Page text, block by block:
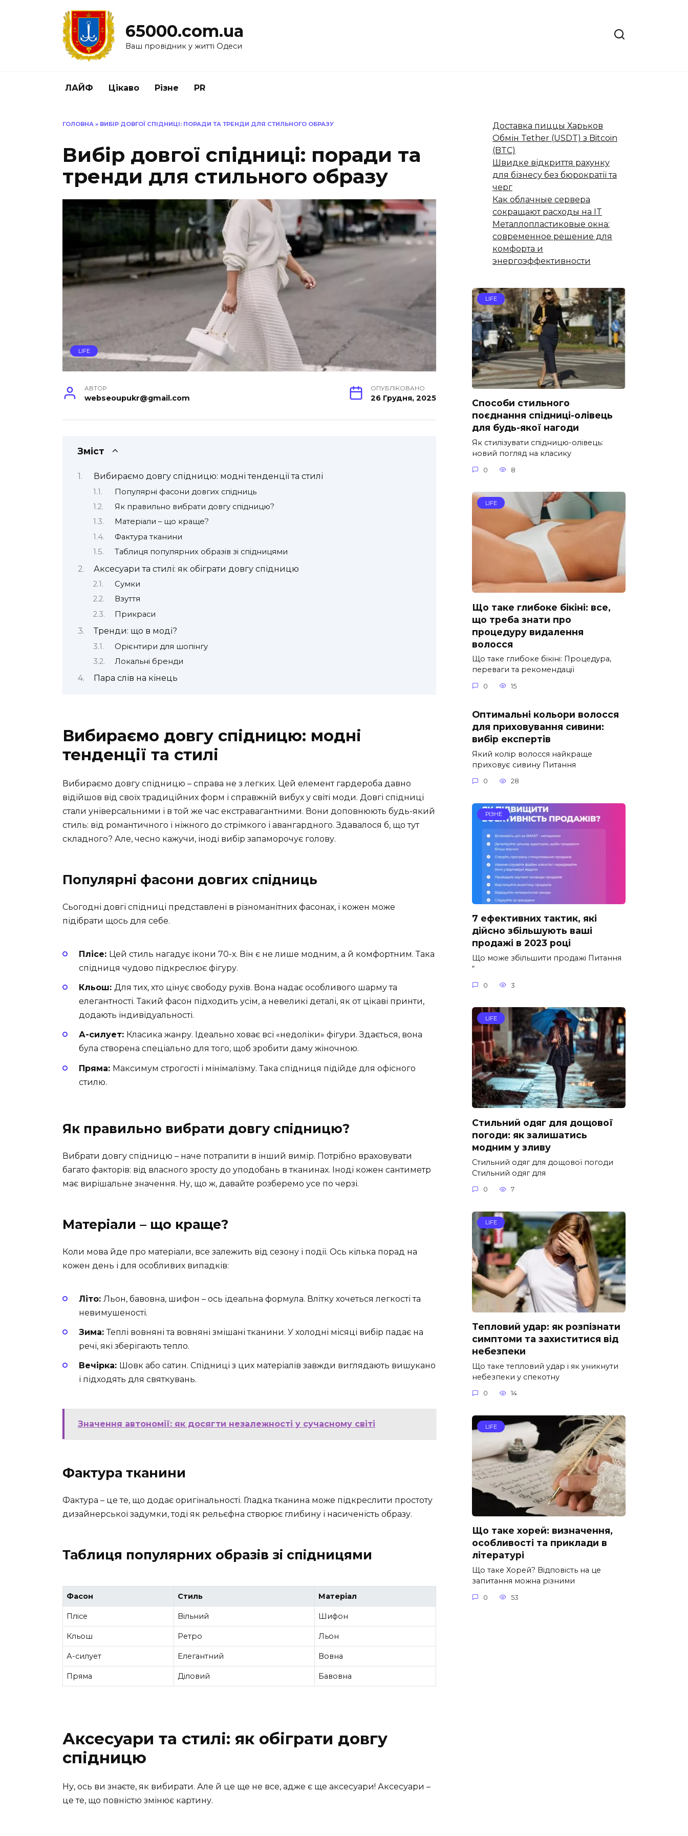
65000.com.ua
Ваш провідник у житті Одеси
ЛАЙФ Цікаво Різне PR
ГОЛОВНА » ВИБІР ДОВГОЇ СПІДНИЦІ: ПОРАДИ ТА ТРЕНДИ ДЛЯ СТИЛЬНОГО ОБРАЗУ
Вибір довгої спідниці: поради та
тренди для стильного образу
LIFE
АВТОР
webseoupukr@gmail.com
ОПУБЛІКОВАНО
26 Грудня, 2025
Зміст
Вибираємо довгу спідницю: модні тенденції та стилі
Популярні фасони довгих спідниць
Як правильно вибрати довгу спідницю?
Матеріали – що краще?
Фактура тканини
Таблиця популярних образів зі спідницями
Аксесуари та стилі: як обіграти довгу спідницю
Сумки
Взуття
Прикраси
Тренди: що в моді?
Орієнтири для шопінгу
Локальні бренди
Пара слів на кінець
Вибираємо довгу спідницю: модні
тенденції та стилі
Вибираємо довгу спідницю – справа не з легких. Цей елемент гардероба давно
відійшов від своїх традиційних форм і справжній вибух у світі моди. Довгі спідниці
стали універсальними і в той же час екстравагантними. Вони доповнюють будь-який
стиль: від романтичного і ніжного до стрімкого і авангардного. Здавалося б, що тут
складного? Але, чесно кажучи, іноді вибір запаморочує голову.
Популярні фасони довгих спідниць
Сьогодні довгі спідниці представлені в різноманітних фасонах, і кожен може
підібрати щось для себе.
Плісе: Цей стиль нагадує ікони 70-х. Він є не лише модним, а й комфортним. Така
спідниця чудово підкреслює фігуру.
Кльош: Для тих, хто цінує свободу рухів. Вона надає особливого шарму та
елегантності. Такий фасон підходить усім, а невеликі деталі, як от цікаві принти,
додають індивідуальності.
А-силует: Класика жанру. Ідеально ховає всі «недоліки» фігури. Здається, вона
була створена спеціально для того, щоб зробити даму жіночною.
Пряма: Максимум строгості і мінімалізму. Така спідниця підійде для офісного
стилю.
Як правильно вибрати довгу спідницю?
Вибрати довгу спідницю – наче потрапити в інший вимір. Потрібно враховувати
багато факторів: від власного зросту до уподобань в тканинах. Іноді кожен сантиметр
має вирішальне значення. Ну, що ж, давайте розберемо усе по черзі.
Матеріали – що краще?
Коли мова йде про матеріали, все залежить від сезону і події. Ось кілька порад на
кожен день і для особливих випадків:
Літо: Льон, бавовна, шифон – ось ідеальна формула. Влітку хочеться легкості та
невимушеності.
Зима:Теплі вовняні та вовняні змішані тканини. У холодні місяці вибір падає на
речі, які зберігають тепло.
Вечірка: Шовк або сатин. Спідниці з цих матеріалів завжди виглядають вишукано
і підходять для святкувань.
Значення автономії: як досягти незалежності у сучасному світі
Фактура тканини
Фактура – це те, що додає оригінальності. Гладка тканина може підкреслити простоту
дизайнерської задумки, тоді як рельєфна створює глибину і насиченість образу.
Таблиця популярних образів зі спідницями
Фасон Стиль Матеріал
Плісе Вільний Шифон
Кльош Ретро Льон
А-силует Елегантний Вовна
Пряма Діловий Бавовна
Аксесуари та стилі: як обіграти довгу
спідницю
Ну, ось ви знаєте, як вибирати. Але й це ще не все, адже є ще аксесуари! Аксесуари –
це те, що повністю змінює картину.
Доставка пиццы Харьков
Обмін Tether (USDT) з Bitcoin
(BTC)
Швидке відкриття рахунку
для бізнесу без бюрократії та
черг
Как облачные сервера
сокращают расходы на IT
Металлопластиковые окна:
современное решение для
комфорта и
энергоэффективности
LIFE
Способи стильного
поєднання спідниці-олівець
для будь-якої нагоди
Як стилізувати спідницю-олівець:
новий погляд на класику
0 8
LIFE
Що таке глибоке бікіні: все,
що треба знати про
процедуру видалення
волосся
Що таке глибоке бікіні: Процедура,
переваги та рекомендації
0 15
Оптимальні кольори волосся
для приховування сивини:
вибір експертів
Який колір волосся найкраще
приховує сивину Питання
0 28
РІЗНЕ
7 ефективних тактик, які
дійсно збільшують ваші
продажі в 2023 році
Що може збільшити продажі Питання
“
0 3
LIFE
Стильний одяг для дощової
погоди: як залишатись
модним у зливу
Стильний одяг для дощової погоди
Стильний одяг для
0 7
LIFE
Тепловий удар: як розпізнати
симптоми та захиститися від
небезпеки
Що таке тепловий удар і як уникнути
небезпеки у спекотну
0 14
LIFE
Що таке хорей: визначення,
особливості та приклади в
літературі
Що таке Хорей? Відповість на це
запитання можна різними
0 53